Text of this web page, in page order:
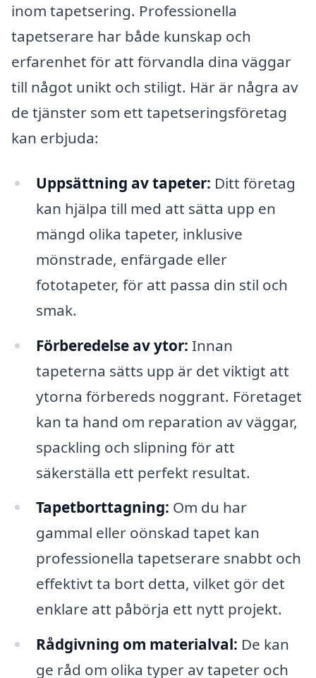
inom tapetsering. Professionella
tapetserare har både kunskap och
erfarenhet för att förvandla dina väggar
till något unikt och stiligt. Här är några av
de tjänster som ett tapetseringsföretag
kan erbjuda:
Uppsättning av tapeter: Ditt företag
kan hjälpa till med att sätta upp en
mängd olika tapeter, inklusive
mönstrade, enfärgade eller
fototapeter, för att passa din stil och
smak.
Förberedelse av ytor: Innan
tapeterna sätts upp är det viktigt att
ytorna förbereds noggrant. Företaget
kan ta hand om reparation av väggar,
spackling och slipning för att
säkerställa ett perfekt resultat.
Tapetborttagning: Om du har
gammal eller oönskad tapet kan
professionella tapetserare snabbt och
effektivt ta bort detta, vilket gör det
enklare att påbörja ett nytt projekt.
Rådgivning om materialval: De kan
ge råd om olika typer av tapeter och